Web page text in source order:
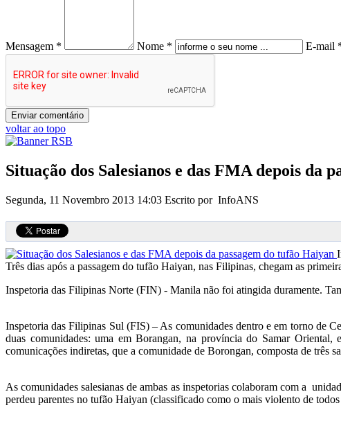
Mensagem * Nome * E-mail
voltar ao topo
Situação dos Salesianos e das FMA depois da
Segunda, 11 Novembro 2013 14:03 Escrito por InfoANS
Três dias após a passagem do tufão Haiyan, nas Filipinas, chegam as
Inspetoria das Filipinas Norte (FIN) - Manila não foi atingida duramente.
Inspetoria das Filipinas Sul (FIS) – As comunidades dentro e em torno de
duas comunidades: uma em Borangan, na província do Samar
comunicações indiretas, que a comunidade de Borongan, composta de três
As comunidades salesianas de ambas as inspetorias colaboram com a
perdeu parentes no tufão Haiyan (classificado como o mais violento de